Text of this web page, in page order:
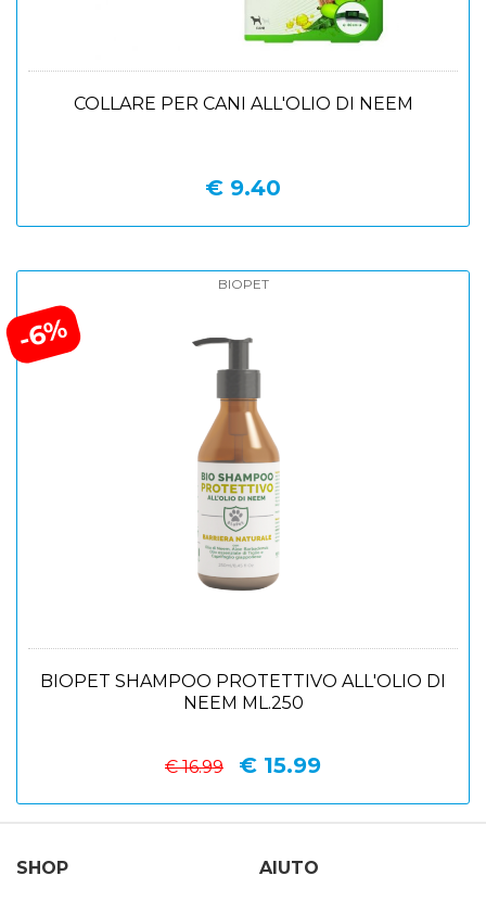
COLLARE PER CANI ALL'OLIO DI NEEM
€ 9.40
-6%
BIOPET
BIOPET SHAMPOO PROTETTIVO ALL'OLIO DI
NEEM ML.250
€ 16.99 € 15.99
SHOP AIUTO